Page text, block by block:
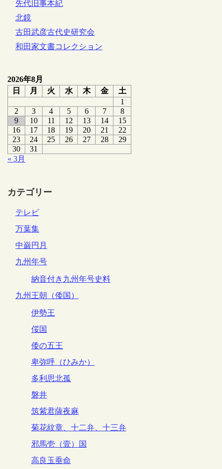
先代旧事本紀
北鏡
古田武彦古代史研究会
和田家文書コレクション
2026年8月
日
月 火 水 木 金
土
1
2
3 4 5 6 7
8
9
10 11 12 13 14
15
16
17 18 19 20 21
22
23
24 25 26 27 28
29
30
31
« 3月
カテゴリー
テレビ
万葉集
中巌円月
九州年号
納音付き九州年号史料
九州王朝（倭国）
伊勢王
俀国
倭の五王
卑弥呼（ひみか）
多利思北孤
磐井
筑紫君薩夜麻
菊花紋章、十二弁、十三弁
邪馬壱（壹）国
高良玉垂命